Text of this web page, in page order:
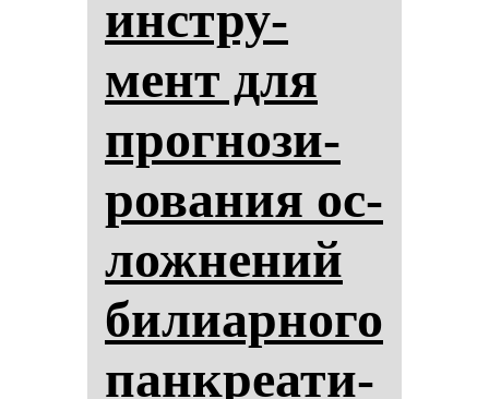
инстру­
мент для
прог­но­зи­
ро­ва­ния ос­
лож­не­ний
би­ли­ар­но­го
пан­кре­ати­